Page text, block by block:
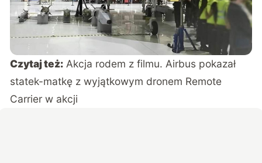
Czytaj też: Akcja rodem z filmu. Airbus pokazał
statek-matkę z wyjątkowym dronem Remote
Carrier w akcji